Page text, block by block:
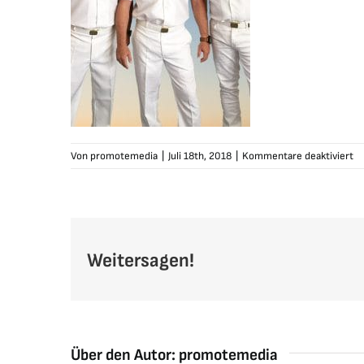
Von promotemedia Juli 18th, 2018 Kommentare deaktiviertfür
Weitersagen!
Über den Autor: promotemedia